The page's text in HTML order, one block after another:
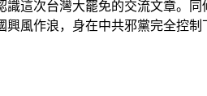
識這次台灣大罷免的交流文章。
風作浪，身在中共邪黨完全控